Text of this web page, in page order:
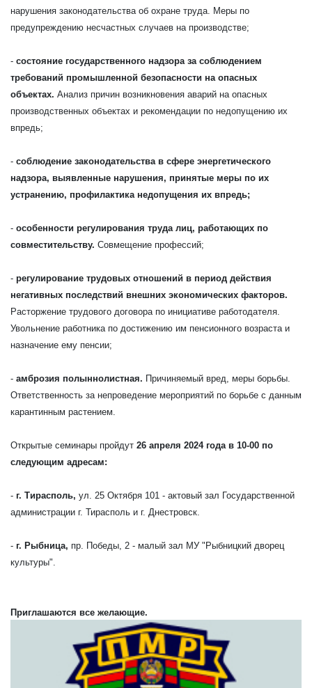
нарушения законодательства об охране труда. Меры по
предупреждению несчастных случаев на производстве;
- состояние государственного надзора за соблюдением
требований промышленной безопасности на опасных
объектах. Анализ причин возникновения аварий на опасных
производственных объектах и рекомендации по недопущению их
впредь;
- соблюдение законодательства в сфере энергетического
надзора, выявленные нарушения, принятые меры по их
устранению, профилактика недопущения их впредь;
- особенности регулирования труда лиц, работающих по
совместительству. Совмещение профессий;
- регулирование трудовых отношений в период действия
негативных последствий внешних экономических факторов.
Расторжение трудового договора по инициативе работодателя.
Увольнение работника по достижению им пенсионного возраста и
назначение ему пенсии;
- амброзия полыннолистная. Причиняемый вред, меры борьбы.
Ответственность за непроведение мероприятий по борьбе с данным
карантинным растением.
Открытые семинары пройдут 26 апреля 2024 года в 10-00 по
следующим адресам:
- г. Тирасполь, ул. 25 Октября 101 - актовый зал Государственной
администрации г. Тирасполь и г. Днестровск.
- г. Рыбница, пр. Победы, 2 - малый зал МУ "Рыбницкий дворец
культуры".
Приглашаются все желающие.